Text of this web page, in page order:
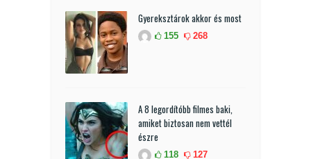
Gyereksztárok akkor és most
155 268
A 8 legordítóbb filmes baki,
amiket biztosan nem vettél
észre
118 127